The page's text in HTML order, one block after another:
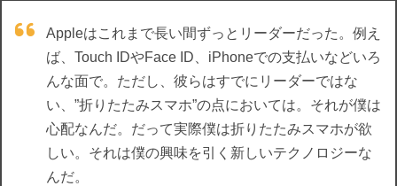
Appleはこれまで長い間ずっとリーダーだった。例え
ば、Touch IDやFace ID、iPhoneでの支払いなどいろ
んな面で。ただし、彼らはすでにリーダーではな
い、”折りたたみスマホ”の点においては。それが僕は
心配なんだ。だって実際僕は折りたたみスマホが欲
しい。それは僕の興味を引く新しいテクノロジーな
んだ。